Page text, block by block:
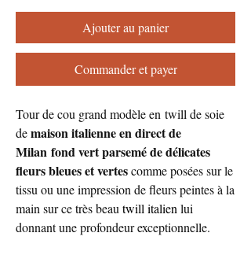
Ajouter au panier
Commander et payer
Tour de cou grand modèle en twill de soie
demaison italienne en direct de
Milan fond vert parsemé de délicates
fleurs bleues et vertescomme posées sur le
tissu ou une impression de fleurs peintes à la
main sur ce très beautwill italienlui
donnant une profondeur exceptionnelle.